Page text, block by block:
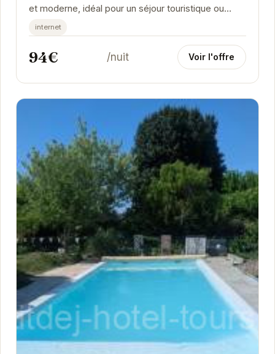
et moderne, idéal pour un séjour touristique ou
professionnel. La connexion wifi haut débit vous...
internet
94€ /nuit Voir l'offre